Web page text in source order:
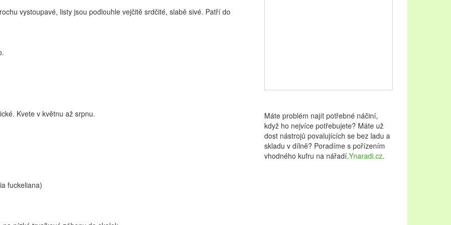
vystoupavé, listy jsou podlouhle vejčitě srdčité, slabě sivé. Patří do
Kvete v květnu až srpnu.
fuckeliana)
Máte problém najít potřebné náčiní,
když ho nejvíce potřebujete? Máte už
dost nástrojů povalujících se bez ladu a
skladu v dílně? Poradíme s pořízením
vhodného kufru na nářadí.Ynaradi.cz.